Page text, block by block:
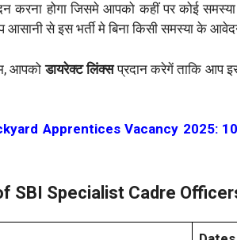
करना होगा जिसमे आपको कहीं पर कोई
आसानी से इस भर्ती मे बिना किसी समस्या के
आपकोडायरेक्ट लिंक्सप्रदान करेगें ताकि आप
Apprentices Vacancy 2025:
SBI Specialist Cadre